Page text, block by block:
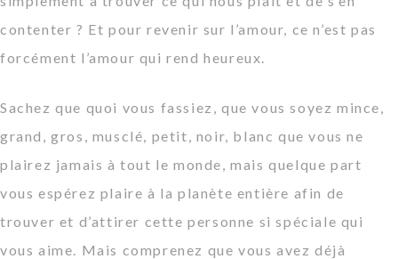
contenter ? Et pour revenir sur l’amour, ce n’est pas
forcément l’amour qui rend heureux.
Sachez que quoi vous fassiez, que vous soyez mince,
grand, gros, musclé, petit, noir, blanc que vous ne
plairez jamais à tout le monde, mais quelque part
vous espérez plaire à la planète entière afin de
trouver et d’attirer cette personne si spéciale qui
vous aime. Mais comprenez que vous avez déjà